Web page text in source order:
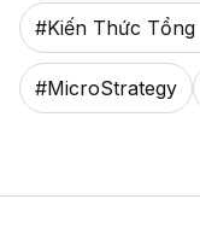
#Kiến Thức
#MicroStrategy